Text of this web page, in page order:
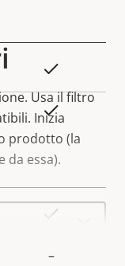
–
Usa il filtro
Inizia
prodotto (la
da essa).